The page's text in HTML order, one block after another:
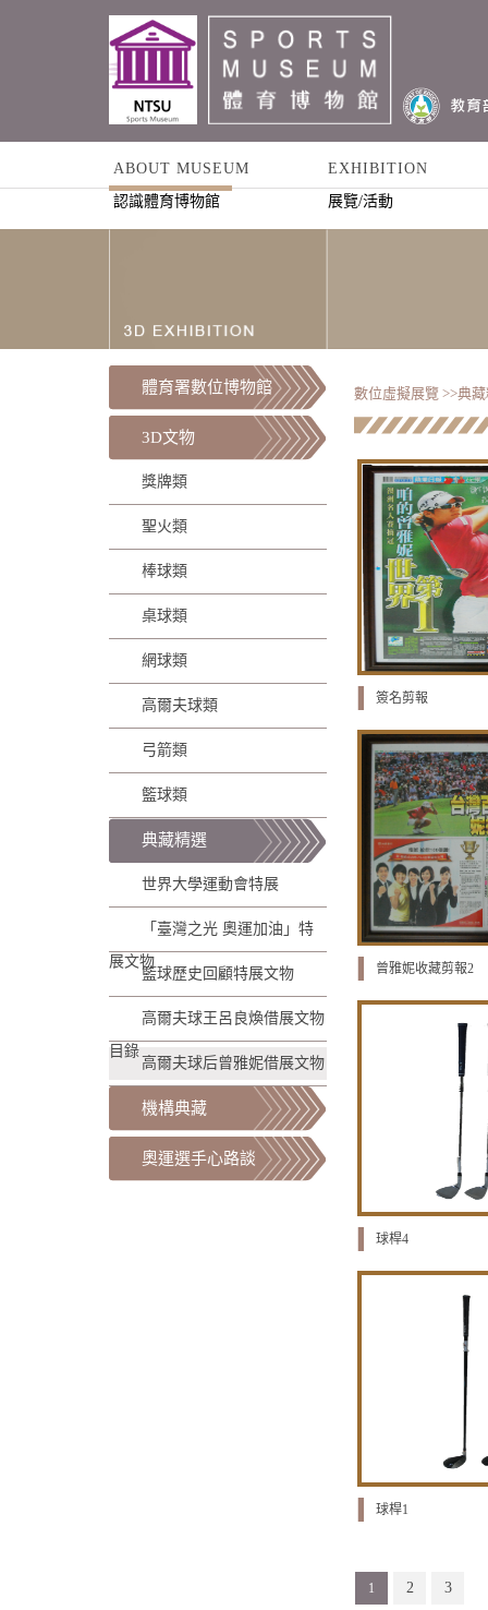
ABOUT MUSEUM
認識體育博物館
EXHIBITION
展覽/活動
體育署數位博物館
3D文物
獎牌類
聖火類
棒球類
桌球類
網球類
高爾夫球類
弓箭類
籃球類
典藏精選
世界大學運動會特展
「臺灣之光 奧運加油」特
展文物
籃球歷史回顧特展文物
高爾夫球王呂良煥借展文物
目錄
高爾夫球后曾雅妮借展文物
機構典藏
奧運選手心路談
數位虛擬展覽 >>典藏
簽名剪報
曾雅妮收藏剪報2
球桿4
球桿1
1 2 3